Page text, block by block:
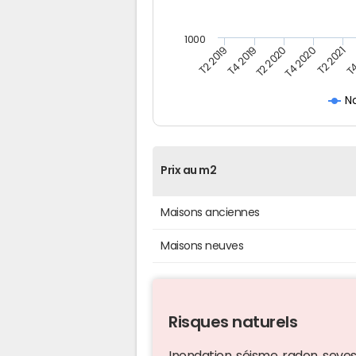
T2 2019T4 2019T2 2020T4 2020T2 2021
1000
Prix au m2
Maisons anciennes
Maisons neuves
Risques naturels